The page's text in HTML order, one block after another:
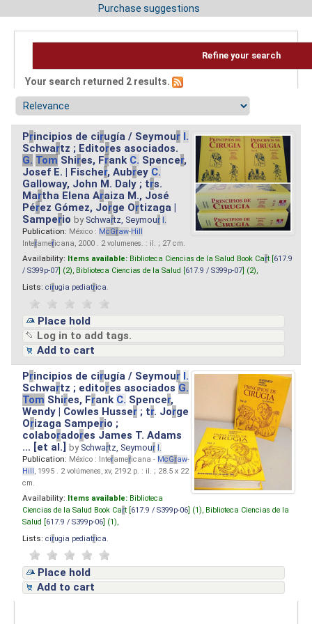
Purchase suggestions
Refine your search
Your search returned 2 results.
Principios de cirugía / Seymour I.
Schwartz ; Editores asociados.
G. Tom Shires, Frank C. Spencer,
Josef E. | Fischer, Aubrey C.
Galloway, John M. Daly ; trs.
Martha Elena Araiza M., José
Pérez Gómez, Jorge Ortizaga |
Samperio by Schwartz, Seymour I.
Publication: México : McGraw-Hill
Interamericana, 2000 . 2 volumenes. : il. ; 27 cm.
Availability: Items available: Biblioteca Ciencias de la Salud Book Cart [ 617.9
/ S399p-07 ] (2), Biblioteca Ciencias de la Salud [ 617.9 / S399p-07 ] (2),
Lists: cirugia pediatrica
Place hold
Log in to add tags.
Add to cart
Principios de cirugía / Seymour I.
Schwartz ; editores asociados G.
Tom Shires, Frank C. Spencer,
Wendy | Cowles Husser ; tr. Jorge
Orizaga Samperio ;
colaboradores James T. Adams
... [et al.]by Schwartz, Seymour I.
Publication: México : Interamericana - McGraw-
Hill, 1995 . 2 volúmenes, xv, 2192 p. : il. ; 28.5 x 22
cm.
Availability: Items available: Biblioteca
Ciencias de la Salud Book Cart [ 617.9 / S399p-06 ] (1), Biblioteca Ciencias de la
Salud [ 617.9 / S399p-06 ] (1),
Lists: cirugia pediatrica
Place hold
Add to cart